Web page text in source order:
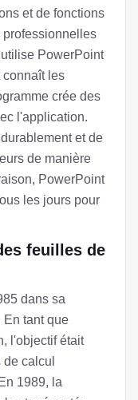
et de fonctions
professionnelles
PowerPoint
connaît les
crée des
l'application.
et de
de manière
PowerPoint
les jours pour
feuilles de
dans sa
En tant que
l'objectif était
calcul
1989, la